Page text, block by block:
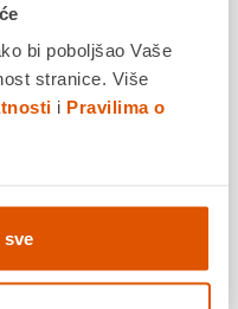
bi poboljšao Vaše
stranice. Više
i Pravilima o
sve
zidna
osigurava
ravnomjerno